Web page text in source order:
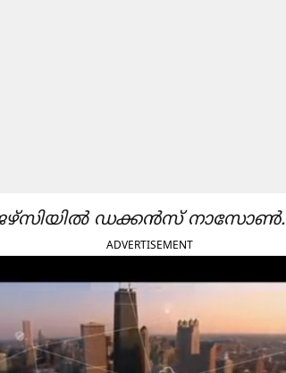
ജെഴ്സിയിൽ ഡക്കൻസ് നാസോൺ.
ADVERTISEMENT